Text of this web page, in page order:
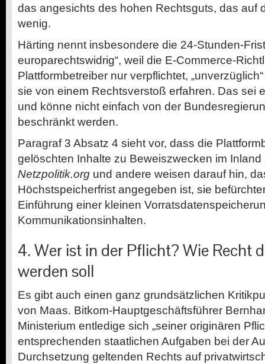
das angesichts des hohen Rechtsguts, das auf
wenig.
Härting nennt insbesondere die 24-Stunden-
europarechtswidrig“, weil die E-Commerce-
Plattformbetreiber nur verpflichtet,
sie von einem Rechtsverstoß erfahren. Das sei
und könne nicht einfach von der
beschränkt werden.
Paragraf 3 Absatz 4 sieht vor, dass die
gelöschten Inhalte zu Beweiszwecken im
Netzpolitik.org und andere weisen darauf hin,
Höchstspeicherfrist angegeben ist, sie
Einführung einer kleinen
Kommunikationsinhalten.
4. Wer ist in der Pflicht? Wie Recht
werden soll
Es gibt auch einen ganz grundsätzlichen
von Maas. Bitkom-Hauptgeschäftsführer
Ministerium entledige sich „seiner originären
entsprechenden staatlichen Aufgaben bei der
Durchsetzung geltenden Rechts auf